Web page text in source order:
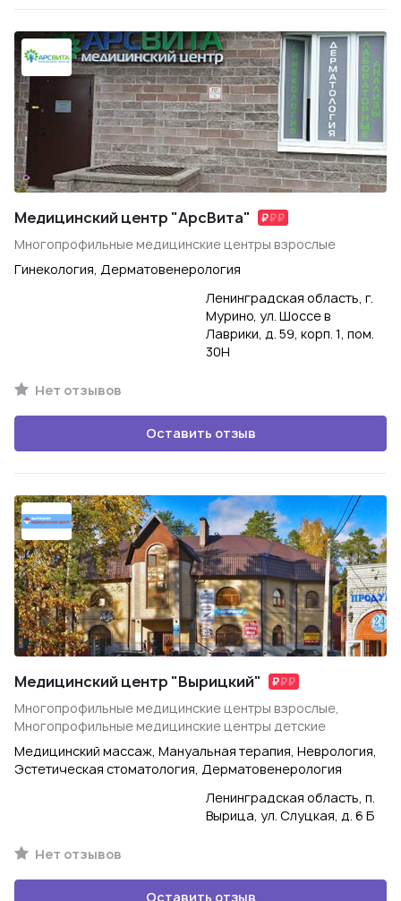
Медицинский центр "АрсВита"
Многопрофильные медицинские центры взрослые
Гинекология, Дерматовенерология
Ленинградская область, г.
Мурино, ул. Шоссе в
Лаврики, д. 59, корп. 1, пом.
30Н
Нет отзывов
Оставить отзыв
Медицинский центр "Вырицкий"
Многопрофильные медицинские центры взрослые,
Многопрофильные медицинские центры детские
Медицинский массаж, Мануальная терапия, Неврология,
Эстетическая стоматология, Дерматовенерология
Ленинградская область, п.
Вырица, ул. Слуцкая, д. 6 Б
Нет отзывов
Оставить отзыв